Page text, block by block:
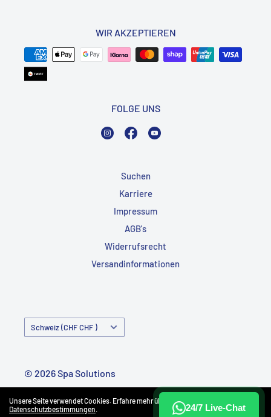
Unsere Seite verwendet Cookies. Erfahre mehr über unsere
Datenschutzbestimmungen.
WIR AKZEPTIEREN
FOLGE UNS
InstagramFacebook
Suchen
Karriere
Impressum
AGB's
Widerrufsrecht
Versandinformationen
Land/Region Schweiz (CHF CHF )
© 2026 Spa Solutions
Powered by Shopify
24/7 Live-Chat